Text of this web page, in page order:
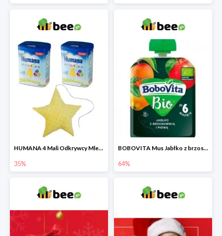
HUMANA 4 Mali Odkrywcy Mleko modyfikowane po 24 m-cu + poduszka Gratis
35%
BOBOVITA Mus Jabłko z brzoskwinią i pigwą
64%